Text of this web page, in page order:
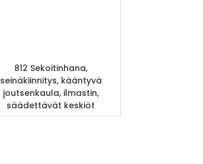
812 Sekoitinhana,
seinäkiinnitys, kääntyvä
joutsenkaula, ilmastin,
säädettävät keskiöt